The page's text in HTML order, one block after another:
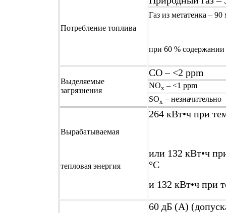
Потребление топлива
Газ из метатенка – 90
при 60 %
Выделяемые
загрязнения
CO – <2 ppm
NOx – <1 ppm
SOx – незначительно
Вырабатываемая
тепловая энергия
264 кВт•ч при
или 132 кВт•ч
°С
и 132 кВт•ч при
60 дБ (A)